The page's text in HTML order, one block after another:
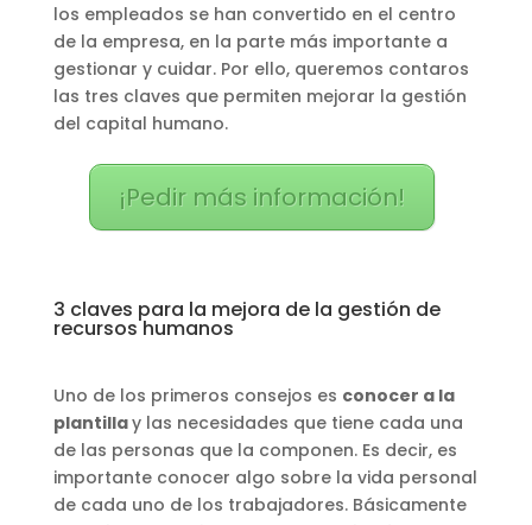
los empleados se han convertido en el centro
de la empresa, en la parte más importante a
gestionar y cuidar. Por ello, queremos contaros
las tres claves que permiten mejorar la gestión
del capital humano.
¡Pedir más información!
3 claves para la mejora de la gestión de
recursos humanos
Uno de los primeros consejos es conocer a la
plantillay las necesidades que tiene cada una
de las personas que la componen. Es decir, es
importante conocer algo sobre la vida personal
de cada uno de los trabajadores. Básicamente